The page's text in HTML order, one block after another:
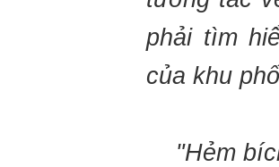
phải tìm
của khu
"Hẻm